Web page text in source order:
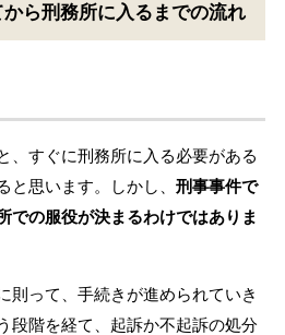
ら刑務所に入るまでの流れ
、すぐに刑務所に入る必要がある
と思います。しかし、 刑事事件で
での服役が決まるわけではありま
則って、手続きが進められていき
段階を経て、起訴か不起訴の処分